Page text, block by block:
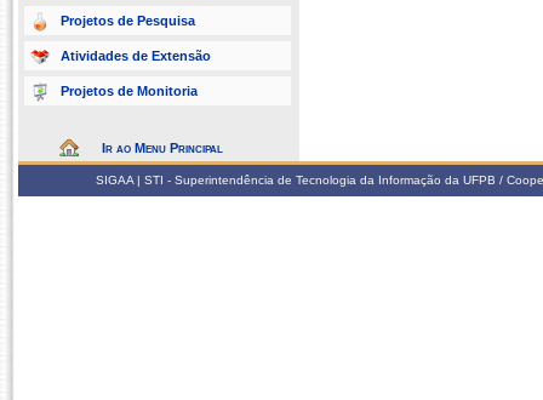
Projetos de Pesquisa
Atividades de Extensão
Projetos de Monitoria
Ir ao Menu Principal
SIGAA | STI - Superintendência de Tecnologia da Informação da UFPB /